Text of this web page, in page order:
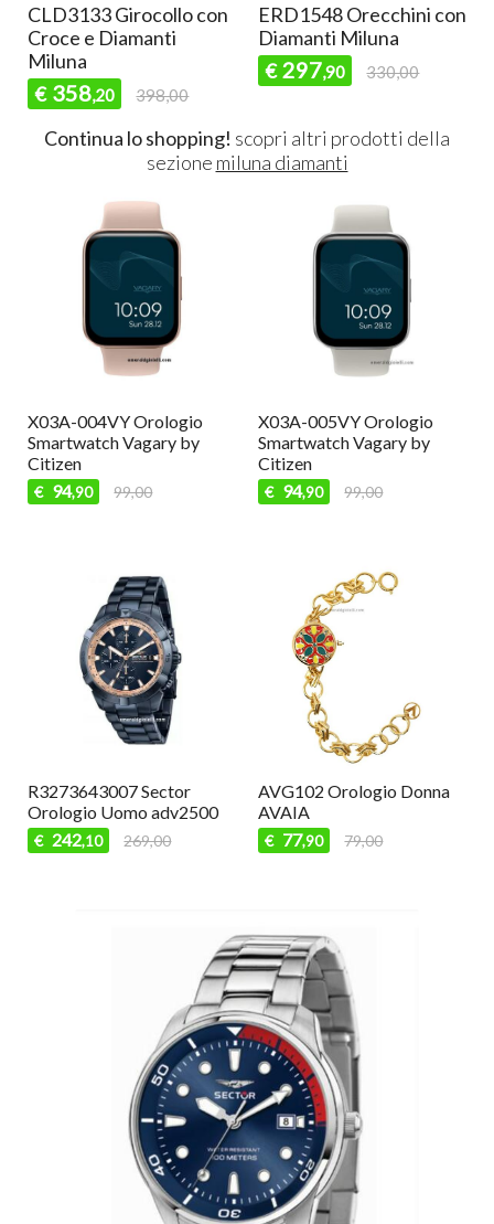
CLD3133 Girocollo con
Croce e Diamanti
Miluna
€ 358,20 398,00
ERD1548 Orecchini con
Diamanti Miluna
€ 297,90 330,00
Continua lo shopping! scopri altri prodotti della
sezione miluna diamanti
X03A-005VY Orologio
Smartwatch Vagary by
Citizen
94,90 99,00
X03A-002VY Orologio
Smartwatch Vagary by
Citizen
94,90 99,00
Sector
Uomo adv2500
,10 269,00
AVG102 Orologio Donna
AVAIA
,90 79,00
AV101